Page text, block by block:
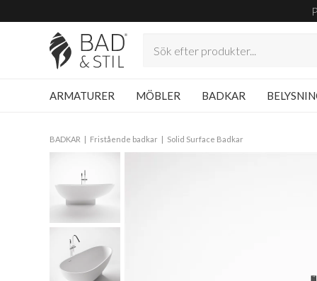
ARMATURER MÖBLER BADKAR
BADKAR Fristående badkar Solid Surface Badkar